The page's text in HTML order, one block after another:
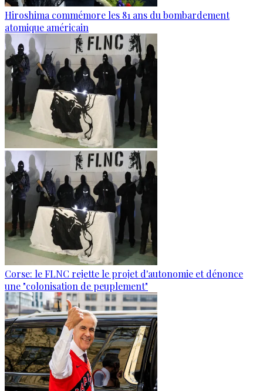
Hiroshima commémore les 81 ans du bombardement
atomique américain
Corse: le FLNC rejette le projet d'autonomie et dénonce
une "colonisation de peuplement"